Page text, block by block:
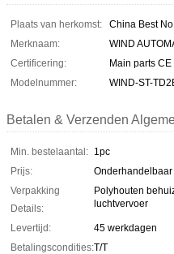
Plaats van herkomst:
China Best
Merknaam:
WIND
Certificering:
Main parts CE
Modelnummer:
WIND-ST-
Betalen & Verzenden
Min. bestelaantal: 1pc
Prijs:
Onderhandelbaar
Verpakking
Details:
Polyhouten
luchtvervoer
Levertijd:
45 werkdagen
Betalingscondities:T/T